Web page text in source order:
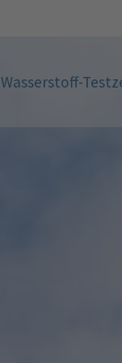
Wasserstoff-